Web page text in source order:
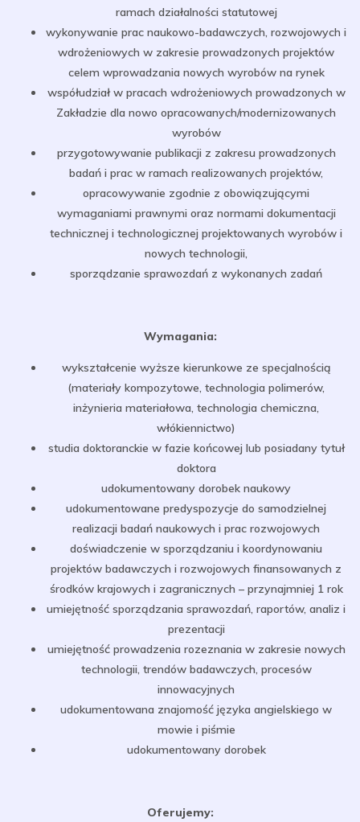
ramach działalności statutowej
wykonywanie prac naukowo-badawczych, rozwojowych i
wdrożeniowych w zakresie prowadzonych projektów
celem wprowadzania nowych wyrobów na rynek
współudział w pracach wdrożeniowych prowadzonych w
Zakładzie dla nowo opracowanych/modernizowanych
wyrobów
przygotowywanie publikacji z zakresu prowadzonych
badań i prac w ramach realizowanych projektów,
opracowywanie zgodnie z obowiązującymi
wymaganiami prawnymi oraz normami dokumentacji
technicznej i technologicznej projektowanych wyrobów i
nowych technologii,
sporządzanie sprawozdań z wykonanych zadań
Wymagania:
wykształcenie wyższe kierunkowe ze specjalnością
(materiały kompozytowe, technologia polimerów,
inżynieria materiałowa, technologia chemiczna,
włókiennictwo)
studia doktoranckie w fazie końcowej lub posiadany tytuł
doktora
udokumentowany dorobek naukowy
udokumentowane predyspozycje do samodzielnej
realizacji badań naukowych i prac rozwojowych
doświadczenie w sporządzaniu i koordynowaniu
projektów badawczych i rozwojowych finansowanych z
środków krajowych i zagranicznych – przynajmniej 1 rok
umiejętność sporządzania sprawozdań, raportów, analiz i
prezentacji
umiejętność prowadzenia rozeznania w zakresie nowych
technologii, trendów badawczych, procesów
innowacyjnych
udokumentowana znajomość języka angielskiego w
mowie i piśmie
udokumentowany dorobek
Oferujemy: